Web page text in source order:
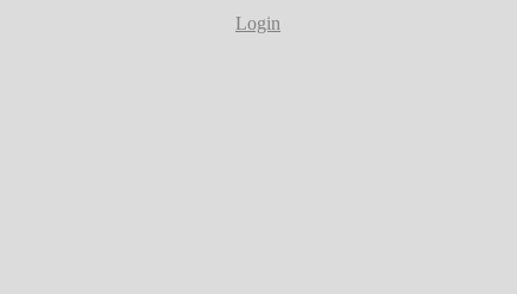
Login